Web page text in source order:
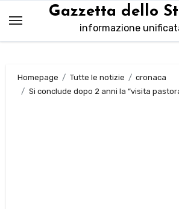
contenuto
Gazzetta dello
informazione
Homepage Tutte le notizie
cronaca
Si conclude dopo 2 anni la “visita